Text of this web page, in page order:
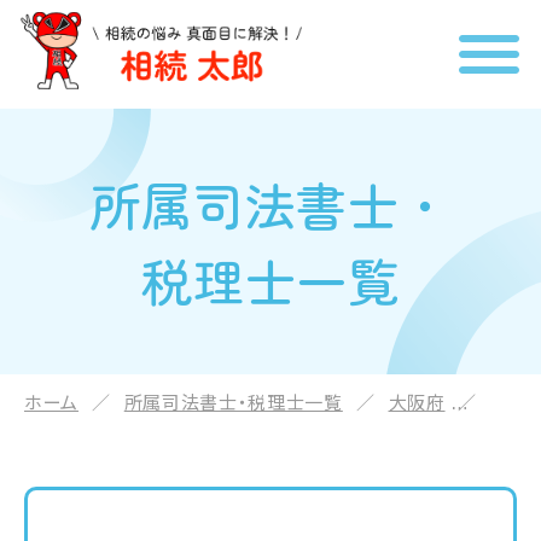
所属司法書士・
税理士一覧
ホーム 所属司法書士・税理士一覧 大阪府